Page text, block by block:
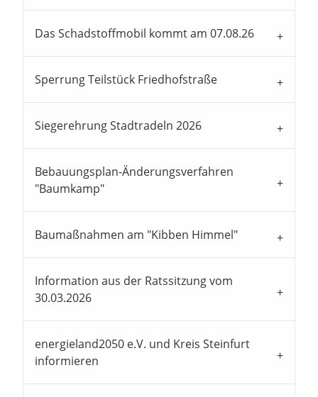
Das Schadstoffmobil kommt am 07.08.26
Sperrung Teilstück Friedhofstraße
Siegerehrung Stadtradeln 2026
Bebauungsplan-Änderungsverfahren
"Baumkamp"
Baumaßnahmen am "Kibben Himmel"
Information aus der Ratssitzung vom
30.03.2026
energieland2050 e.V. und Kreis Steinfurt
informieren